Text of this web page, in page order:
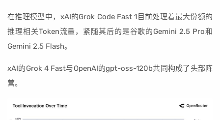
在推理模型中，xAI的Grok Code Fast 1目前处理着最大份额的
推理相关Token流量，紧随其后的是谷歌的Gemini 2.5 Pro和
Gemini 2.5 Flash。
xAI的Grok 4 Fast与OpenAI的gpt-oss-120b共同构成了头部阵
营。